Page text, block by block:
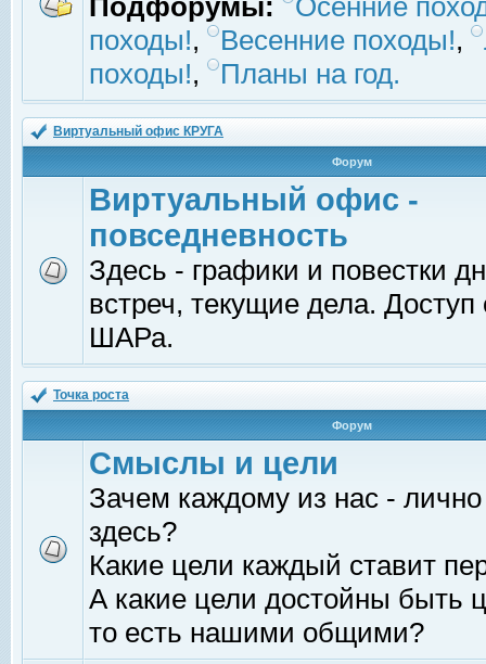
Подфорумы:
Осенние
походы!, Весенние походы!,
походы!, Планы на год.
Виртуальный офис КРУГА
Форум
Виртуальный офис -
повседневность
Здесь - графики и повестки
встреч, текущие дела.
ШАРа.
Точка роста
Форум
Смыслы и цели
Зачем каждому из нас -
здесь?
Какие цели каждый ставит
А какие цели достойны быть
то есть нашими общими?